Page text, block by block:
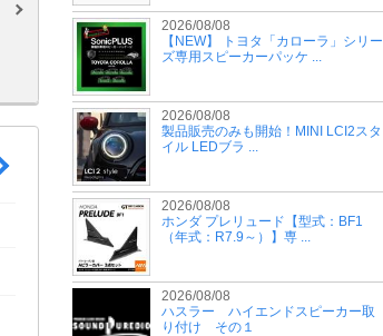
2026/08/08
【NEW】 トヨタ「カローラ」シリー
ズ専用スピーカーパッケ ...
2026/08/08
製品販売のみも開始！MINI LCI2スタ
イル LEDブラ ...
2026/08/08
ホンダ プレリュード【型式：BF1
（年式：R7.9～）】専 ...
2026/08/08
ハスラー ハイエンドスピーカー取
り付け その１